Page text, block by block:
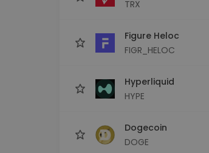
TRX
Figure Heloc
FIGR_HELOC
Hyperliquid
HYPE
Dogecoin
DOGE